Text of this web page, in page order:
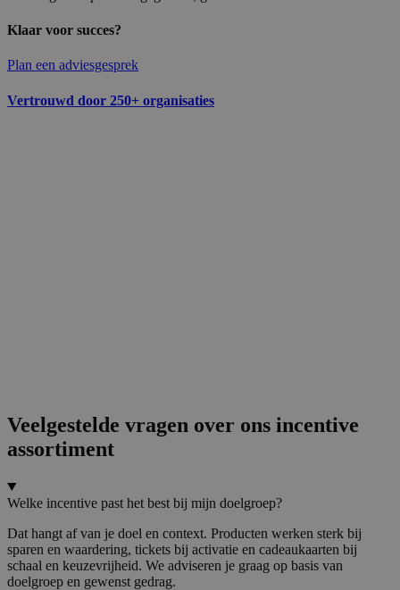
Klaar voor succes?
Plan een adviesgesprek
Vertrouwd door 250+ organisaties
Veelgestelde vragen over ons incentive
assortiment
Welke incentive past het best bij mijn doelgroep?
Dat hangt af van je doel en context. Producten werken sterk bij
sparen en waardering, tickets bij activatie en cadeaukaarten bij
schaal en keuzevrijheid. We adviseren je graag op basis van
doelgroep en gewenst gedrag.